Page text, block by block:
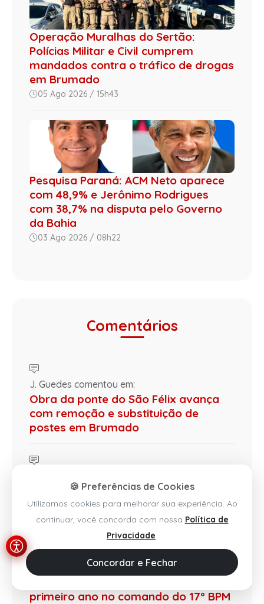
Operação Muralhas do Sertão:
Polícias Militar e Civil cumprem
mandados contra o tráfico de drogas
em Brumado
05 Ago 2026 / 15h43
Pesquisa Paraná: ACM Neto aparece
com 48,9% e Jerônimo Rodrigues
com 38,7% na disputa pelo Governo
da Bahia
03 Ago 2026 / 08h22
Comentários
J. Guedes comentou em:
Obra da ponte do São Félix avança
com remoção e substituição de
postes em Brumado
SMTT inicia modernização e
ampliação da sinalização semafórica
em Brumado
Ericelio comentou em:
primeiro ano no comando do 17º BPM
🍪 Preferências de Cookies
Utilizamos cookies para melhorar sua experiência. Ao
continuar, você concorda com nossa Política de
Privacidade.
Concordar e Fechar